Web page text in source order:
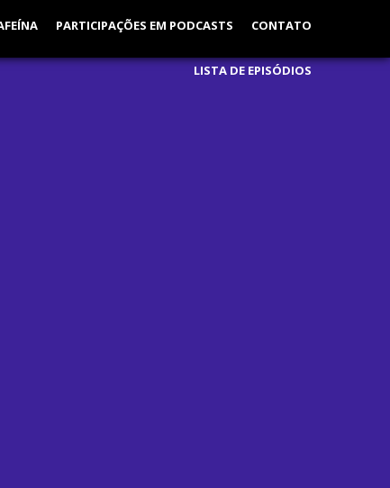
PARTICIPAÇÕES EM PODCASTS CONTATO
LISTA DE EPISÓDIOS